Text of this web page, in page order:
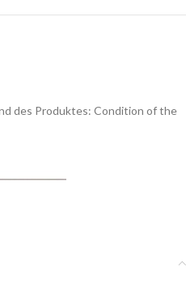
des Produktes: Condition of the